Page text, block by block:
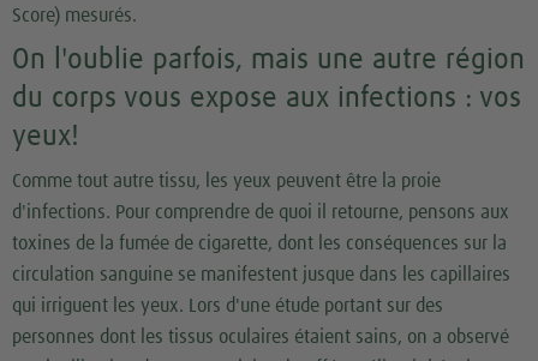
Score) mesurés.
On l'oublie parfois, mais une autre région
du corps vous expose aux infections : vos
yeux!
Comme tout autre tissu, les yeux peuvent être la proie
d'infections. Pour comprendre de quoi il retourne, pensons aux
toxines de la fumée de cigarette, dont les conséquences sur la
circulation sanguine se manifestent jusque dans les capillaires
qui irriguent les yeux. Lors d'une étude portant sur des
personnes dont les tissus oculaires étaient sains, on a observé